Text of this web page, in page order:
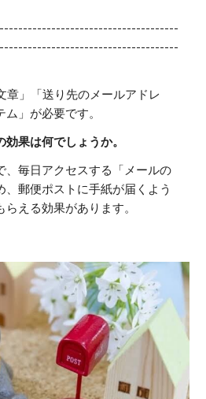
章」「送り先のメールアドレ
」が必要です。
果は何でしょうか。
、毎日アクセスする「メールの
、郵便ポストに手紙が届くよう
える効果があります。